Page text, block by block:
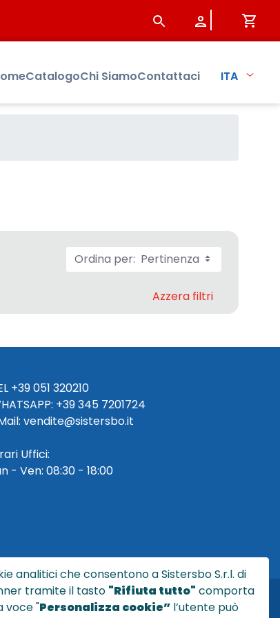
CatalogoChi SiamoContattaci ITA
Ordina per: Pertinenza
Azzera filtri
+39 051 320210
+39345 7201724
l: vendite@sistersbo.it
Uffici:
- Ven: 08:30 - 18:00
analitici che consentono a Sistersbo S.r.l. di
tramite il tasto "Rifiuta tutto" comporta
voce "Personalizza cookie”l’utente può